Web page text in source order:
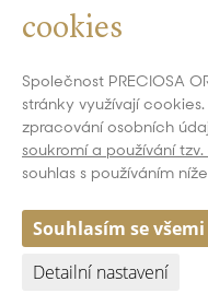
cookies
Společnost PRECIOSA
stránky využívají
zpracování osobních
soukromí a používání
souhlas s používáním
Souhlasím se všemi
Detailní nastavení